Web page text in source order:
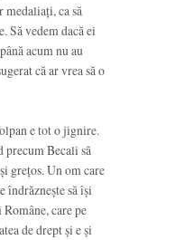
medaliați, ca să
Să vedem dacă ei
acum nu au
că ar vrea să o
e tot o jignire.
Becali să
grețos. Un om care
îndrăznește să își
care pe
de drept și e și